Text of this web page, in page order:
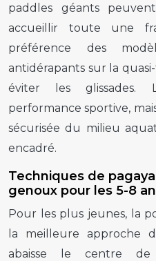
paddles géants
accueillir toute une
préférence des
antidérapants sur la
éviter les glissades.
performance sportive,
sécurisée du milieu
encadré.
Techniques de
genoux pour les 5-8
Pour les plus jeunes, la
la meilleure approche
abaisse le centre